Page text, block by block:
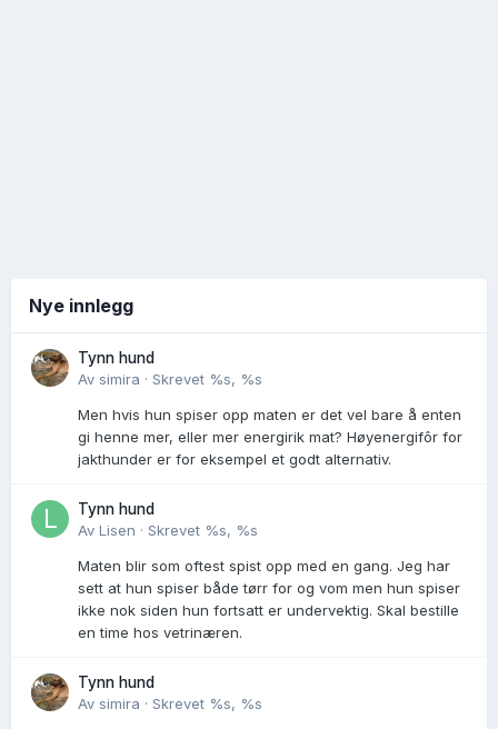
Nye innlegg
Tynn hund
Av simira · Skrevet %s, %s
Men hvis hun spiser opp maten er det vel bare å enten
gi henne mer, eller mer energirik mat? Høyenergifôr for
jakthunder er for eksempel et godt alternativ.
Tynn hund
Av Lisen · Skrevet %s, %s
Maten blir som oftest spist opp med en gang. Jeg har
sett at hun spiser både tørr for og vom men hun spiser
ikke nok siden hun fortsatt er undervektig. Skal bestille
en time hos vetrinæren.
Tynn hund
Av simira · Skrevet %s, %s